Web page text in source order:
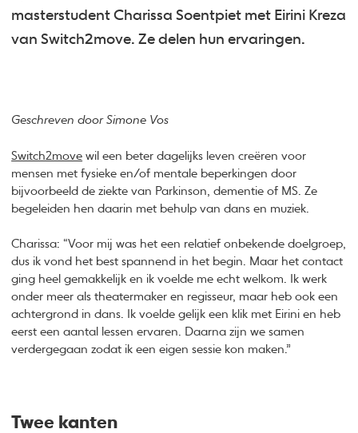
masterstudent Charissa Soentpiet met Eirini Kreza
van Switch2move. Ze delen hun ervaringen.
Geschreven door Simone Vos
Switch2move wil een beter dagelijks leven creëren voor
mensen met fysieke en/of mentale beperkingen door
bijvoorbeeld de ziekte van Parkinson, dementie of MS. Ze
begeleiden hen daarin met behulp van dans en muziek.
Charissa: “Voor mij was het een relatief onbekende doelgroep,
dus ik vond het best spannend in het begin. Maar het contact
ging heel gemakkelijk en ik voelde me echt welkom. Ik werk
onder meer als theatermaker en regisseur, maar heb ook een
achtergrond in dans. Ik voelde gelijk een klik met Eirini en heb
eerst een aantal lessen ervaren. Daarna zijn we samen
verdergegaan zodat ik een eigen sessie kon maken.”
Twee kanten